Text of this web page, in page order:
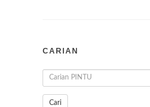
CARIAN
Cari